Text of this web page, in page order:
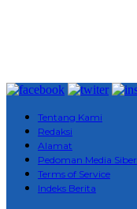
Tentang Kami
Redaksi
Alamat
Pedoman Media Siber
Terms of Service
Indeks Berita